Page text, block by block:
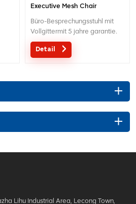
Executive Mesh Chair
Büro-Besprechungsstuhl mit
Vollgittermit 5 jahre garantie.
Detail
Lihu Industrial Area, Lecong Town,